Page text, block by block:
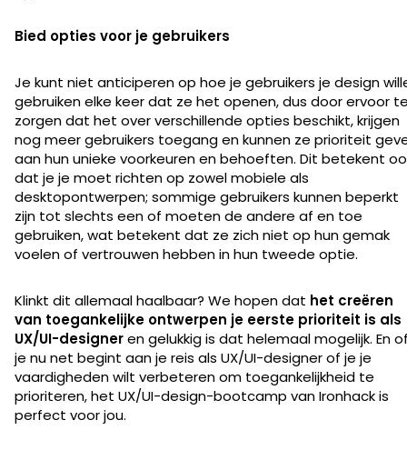
Bied opties voor je gebruikers
Je kunt niet anticiperen op hoe je gebruikers je design
gebruiken elke keer dat ze het openen, dus door ervoor
zorgen dat het over verschillende opties beschikt, krijgen
nog meer gebruikers toegang en kunnen ze prioriteit
aan hun unieke voorkeuren en behoeften. Dit betekent
dat je je moet richten op zowel mobiele als
desktopontwerpen; sommige gebruikers kunnen beperkt
zijn tot slechts een of moeten de andere af en toe
gebruiken, wat betekent dat ze zich niet op hun gemak
voelen of vertrouwen hebben in hun tweede optie.
Klinkt dit allemaal haalbaar? We hopen dat het creëren
van toegankelijke ontwerpen je eerste prioriteit is als
UX/UI-designeren gelukkig is dat helemaal mogelijk. En
je nu net begint aan je reis als UX/UI-designer of je je
vaardigheden wilt verbeteren om toegankelijkheid te
prioriteren, het UX/UI-design-bootcamp van Ironhack is
perfect voor jou.